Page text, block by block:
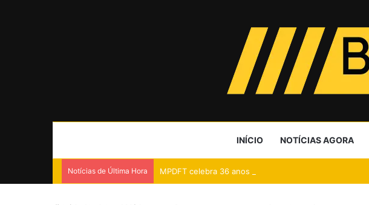
INÍCIO NOTÍCIAS AGORA
Notícias de Última Hora MPDFT celebra 36 anos do ECA com evento no Sesi Lab